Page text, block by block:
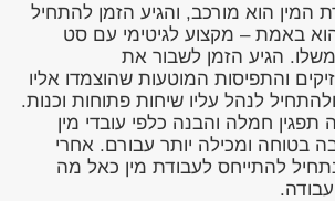
המין הוא מורכב, והגיע הזמן להתחיל
באמת – מקצוע לגיטימי עם סט
הגיע הזמן לשבור את
והתפיסות המוטעות שהוצמדו אליו
לנהל עליו שיחות פתוחות וכנות.
חמלה והבנה כלפי עובדי מין
בטוחה ומכילה יותר עבורם. אחרי
להתייחס לעבודת מין כאל מה